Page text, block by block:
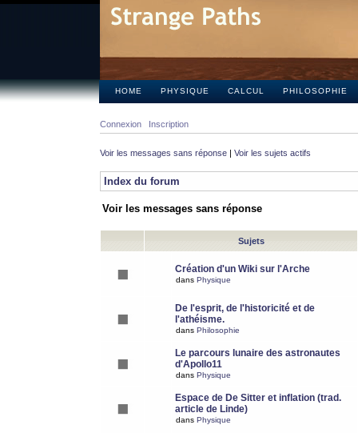
HOME PHYSIQUE CALCUL PHILOSOPHIE
Connexion Inscription
Voir les messages sans réponse | Voir les sujets actifs
Index du forum
Voir les messages sans réponse
Sujets
Création d'un Wiki sur l'Arche
dans Physique
De l'esprit, de l'historicité et de
l'athéisme.
dans Philosophie
Le parcours lunaire des astronautes
d'Apollo11
dans Physique
Espace de De Sitter et inflation (trad.
article de Linde)
dans Physique